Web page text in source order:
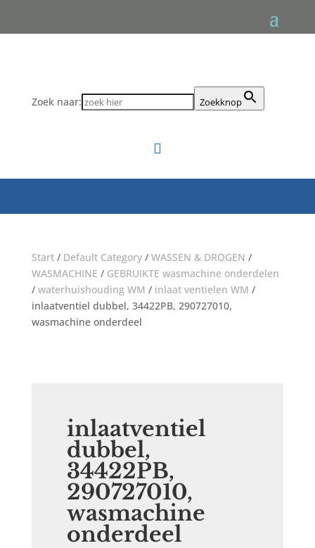
Zoek naar: Zoekknop

Start/ Default Category/ WASSEN & DROGEN /
WASMACHINE / GEBRUIKTE wasmachine onderdelen
/ waterhuishouding WM / inlaat ventielen WM /
inlaatventiel dubbel, 34422PB, 290727010,
wasmachine onderdeel
inlaatventiel
dubbel,
34422PB,
290727010,
wasmachine
onderdeel